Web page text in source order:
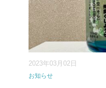
2023年03月02日
お知らせ